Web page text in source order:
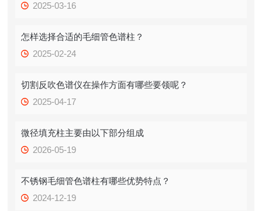
2025-03-16
怎样选择合适的毛细管色谱柱？
2025-02-24
切割反吹色谱仪在操作方面有哪些要领呢？
2025-04-17
微径填充柱主要由以下部分组成
2026-05-19
不锈钢毛细管色谱柱有哪些优势特点？
2024-12-19